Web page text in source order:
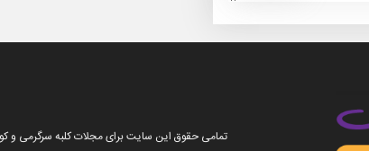
تمامی حقوق این سایت برای مجلات کلبه سرگرمی و